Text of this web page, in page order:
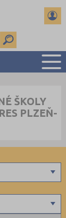
PŘIJÍMAČKY
AKCÍ
ŠKOL
ŠKOLY
PLZEŇ-